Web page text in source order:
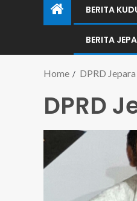
BERITA
BERITA
Home DPRD Jepara
DPRD